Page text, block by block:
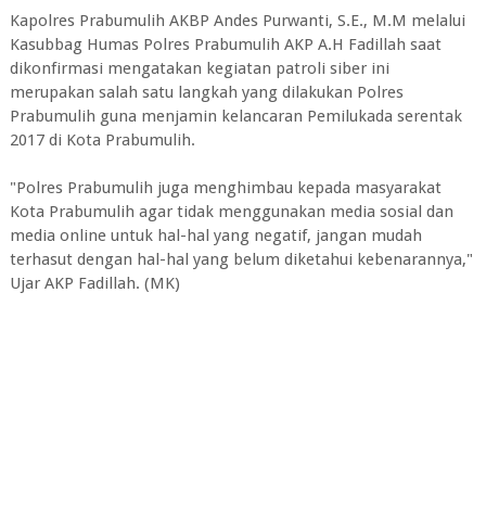
Kapolres Prabumulih AKBP Andes Purwanti, S.E., M.M melalui
Kasubbag Humas Polres Prabumulih AKP A.H Fadillah saat
dikonfirmasi mengatakan kegiatan patroli siber ini
merupakan salah satu langkah yang dilakukan Polres
Prabumulih guna menjamin kelancaran Pemilukada serentak
2017 di Kota Prabumulih.
"Polres Prabumulih juga menghimbau kepada masyarakat
Kota Prabumulih agar tidak menggunakan media sosial dan
media online untuk hal-hal yang negatif, jangan mudah
terhasut dengan hal-hal yang belum diketahui kebenarannya,"
Ujar AKP Fadillah. (MK)